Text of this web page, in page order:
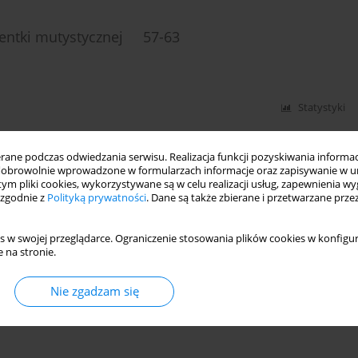
podczas odwiedzania serwisu. Realizacja funkcji pozyskiwania
wprowadzone w formularzach informacje oraz zapisywanie w
pliki cookies, wykorzystywane są w celu realizacji usług, zapewnienia
z Polityką prywatności. Dane są także zbierane i przetwarzane
w swojej przeglądarce. Ograniczenie stosowania plików cookies w
na stronie.
Nie zgadzam się
mutystycznej 57-63
Statystyki
lęk w przebiegu jadłowstrętu psychicznego.
35-60